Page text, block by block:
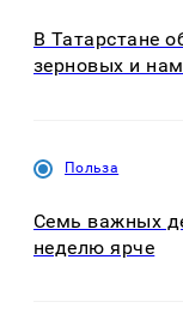
В Татарстане
зерновых и
Польза
Семь важных
неделю ярче